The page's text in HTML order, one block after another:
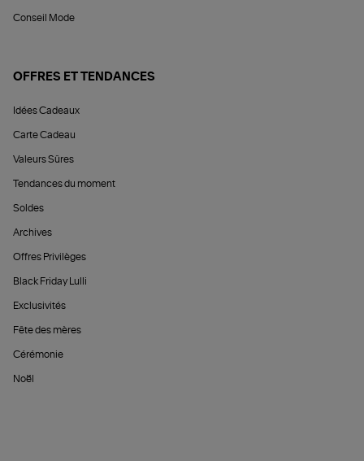
Conseil Mode
OFFRES ET TENDANCES
Idées Cadeaux
Carte Cadeau
Valeurs Sûres
Tendances du moment
Soldes
Archives
Offres Privilèges
Black Friday Lulli
Exclusivités
Fête des mères
Cérémonie
Noël